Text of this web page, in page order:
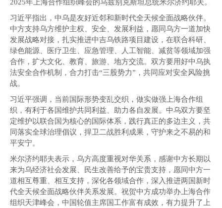
2025年上海合作组织峰会的乌兹别克斯坦总统米尔济约耶夫。
习近平指出，中乌是友好近邻和新时代全天候全面战略伙伴。
中方支持乌方维护主权、安全、发展利益，愿同乌方一道加快
发展战略对接，扎实推进中吉乌铁路项目建设，在联合科研、
绿色能源、医疗卫生、应急管理、人工智能、减贫等领域加强
合作，扩大文化、教育、旅游、地方交流。双方要用好中乌执
法安全合作机制，合力打击“三股势力”，共同应对安全风险挑
战。
习近平强调，当前国际形势变乱交织，做实做强上海合作组
织，有利于各国维护共同利益、助力各自发展。中乌双方要坚
定维护以联合国为核心的国际体系，践行真正的多边主义，共
同落实全球治理倡议，捍卫二战胜利成果，守护来之不易的和
平安宁。
米尔济约耶夫表示，乌方高度重视对华关系，感谢中方长期以
来为乌经济社会发展、民生改善给予的宝贵支持，愿同中方一
道相互尊重、相互支持，深化各领域合作，深入推进两国新时
代全天候全面战略伙伴关系发展。祝贺中方成功举办上海合作
组织天津峰会，中国轮值主席国工作富有成效，有力提升了上